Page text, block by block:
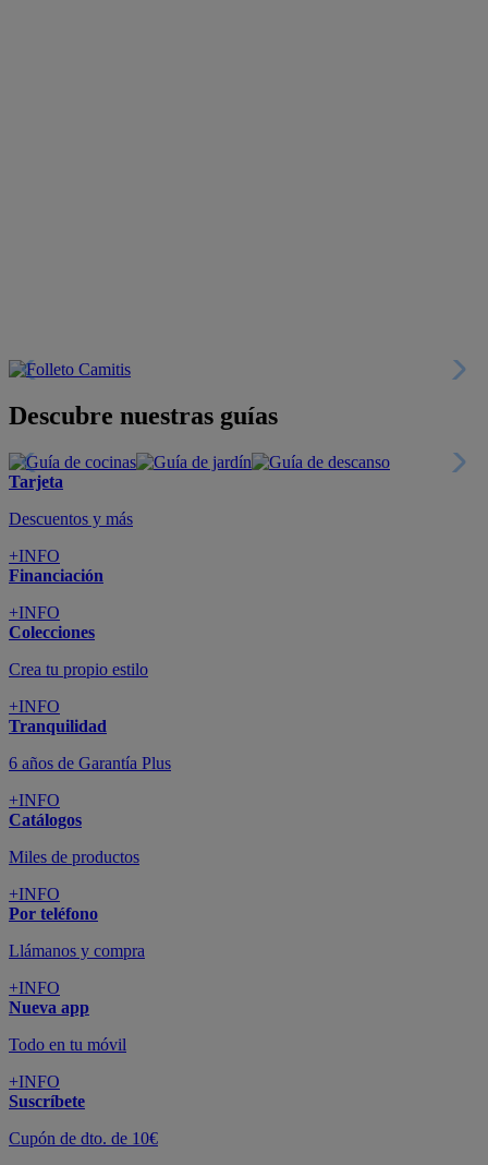
Descubre nuestras guías
Tarjeta
Descuentos y más
+INFO
Financiación
+INFO
Colecciones
Crea tu propio estilo
+INFO
Tranquilidad
6 años de Garantía Plus
+INFO
Catálogos
Miles de productos
+INFO
Por teléfono
Llámanos y compra
+INFO
Nueva app
Todo en tu móvil
+INFO
Suscríbete
Cupón de dto. de 10€